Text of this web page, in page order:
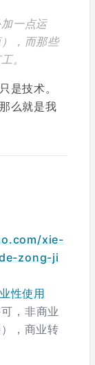
一点运
，而那些
。
是技术。
么就是我
xie-
zong-ji
性使用
，非商业
，商业转